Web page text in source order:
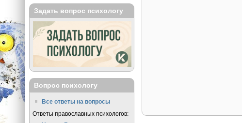
Задать вопрос психологу
Вопрос психологу
Все ответы на вопросы
Ответы православных психологов: